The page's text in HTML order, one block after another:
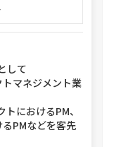
して
マネジメント業
におけるPM、
PMなどを客先